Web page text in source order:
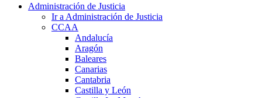
Administración de Justicia
Ir a Administración de Justicia
CCAA
Andalucía
Aragón
Baleares
Canarias
Cantabria
Castilla y León